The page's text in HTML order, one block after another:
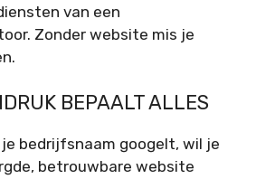
van een
Zonder website mis je
BEPAALT ALLES
je bedrijfsnaam googelt, wil je
betrouwbare website